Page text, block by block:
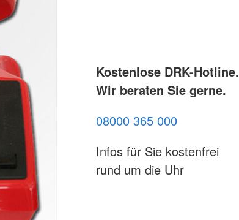
Kostenlose DRK-Hotline.
Wir beraten Sie gerne.
08000 365 000
Infos für Sie kostenfrei
rund um die Uhr